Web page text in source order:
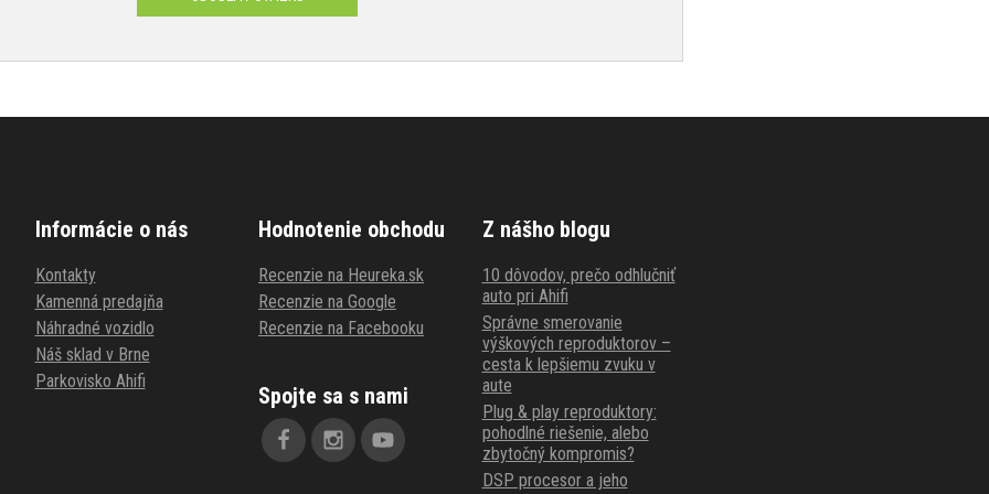
Informácie o nás
Kontakty
Kamenná predajňa
Náhradné vozidlo
Náš sklad v Brne
Parkovisko Ahifi
Hodnotenie obchodu
Recenzie na Heureka.sk
Recenzie na Google
Recenzie na Facebooku
Spojte sa s nami
Z nášho blogu
10 dôvodov, prečo odhlučniť
auto pri Ahifi
Správne smerovanie
výškových reproduktorov –
cesta k lepšiemu zvuku v
aute
Plug & play reproduktory:
pohodlné riešenie, alebo
zbytočný kompromis?
DSP procesor a jeho